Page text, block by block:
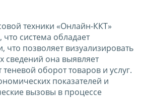
техники «Онлайн-ККТ»
система обладает
позволяет визуализировать
сведений она выявляет
оборот товаров и услуг.
показателей и
вызовы в процессе